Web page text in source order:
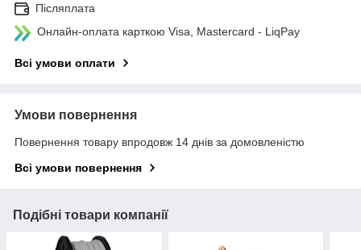
Післяплата
Онлайн-оплата карткою Visa, Mastercard - LiqPay
Всі умови оплати
Умови повернення
Повернення товару впродовж 14 днів за домовленістю
Всі умови повернення
Подібні товари компанії